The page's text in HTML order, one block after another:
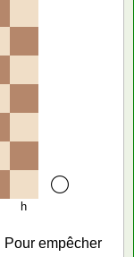
h
Pour empêcher